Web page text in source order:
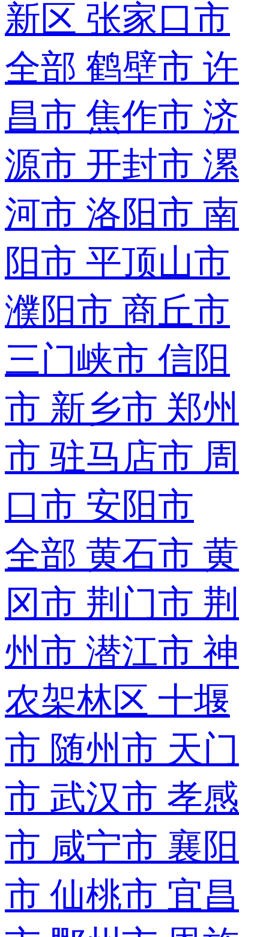
新区 张家口市
全部 鹤壁市 许
昌市 焦作市 济
源市 开封市 漯
河市 洛阳市 南
阳市 平顶山市
濮阳市 商丘市
三门峡市 信阳
市 新乡市 郑州
市 驻马店市 周
口市 安阳市
全部 黄石市 黄
冈市 荆门市 荆
州市 潜江市 神
农架林区 十堰
市 随州市 天门
市 武汉市 孝感
市 咸宁市 襄阳
市 仙桃市 宜昌